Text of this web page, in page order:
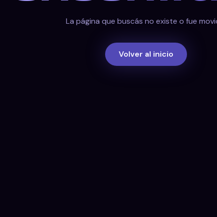
La página que buscás no existe o fue
Volver al inicio